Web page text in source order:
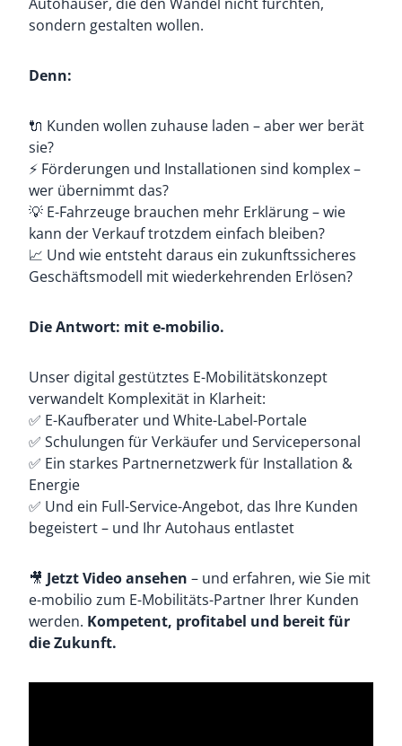
sondern gestalten wollen.
Denn:
🔌 Kunden wollen zuhause laden – aber wer berät
sie?
⚡ Förderungen und Installationen sind komplex –
wer übernimmt das?
💡 E-Fahrzeuge brauchen mehr Erklärung – wie
kann der Verkauf trotzdem einfach bleiben?
📈 Und wie entsteht daraus ein zukunftssicheres
Geschäftsmodell mit wiederkehrenden Erlösen?
Die Antwort: mit e-mobilio.
Unser digital gestütztes E-Mobilitätskonzept
verwandelt Komplexität in Klarheit:
✅ E-Kaufberater und White-Label-Portale
✅ Schulungen für Verkäufer und Servicepersonal
✅ Ein starkes Partnernetzwerk für Installation &
Energie
✅ Und ein Full-Service-Angebot, das Ihre Kunden
begeistert – und Ihr Autohaus entlastet
🎥 Jetzt Video ansehen – und erfahren, wie Sie mit
e-mobilio zum E-Mobilitäts-Partner Ihrer Kunden
werden. Kompetent, profitabel und bereit für
die Zukunft.